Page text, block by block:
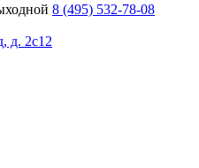
8 (495) 532-78-08
д. 2с12